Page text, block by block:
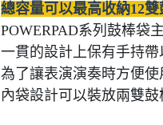
總容量可以最高收納12
POWERPAD系列鼓棒袋
一貫的設計上保有手持
為了讓表演演奏時方便
內袋設計可以裝放兩雙